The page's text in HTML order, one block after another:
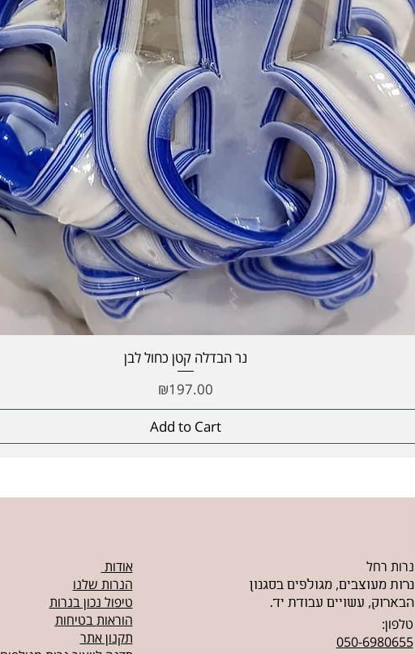
Quick View
נר הבדלה קטן כחול לבן
Price
₪197.00
Add to Cart
אודות
הנרות שלנו
טיפול נכון בנרות
הוראות בטיחות
תקנון אתר
נרות רחל
נרות מעוצבים, מגולפים בסגנון
הבארוק, עשויים עבודת יד.
טלפון:
050-6980655